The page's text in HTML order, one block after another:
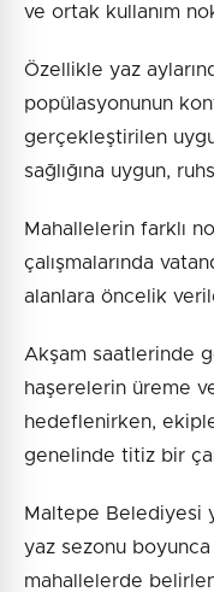
ve ortak kullanım
Özellikle yaz
popülasyonunun
gerçekleştirilen
sağlığına uygun,
Mahallelerin farklı
çalışmalarında
alanlara öncelik
Akşam saatlerinde
haşerelerin üreme ve
hedeflenirken,
genelinde titiz bir
Maltepe Belediyesi
yaz sezonu
mahallelerde